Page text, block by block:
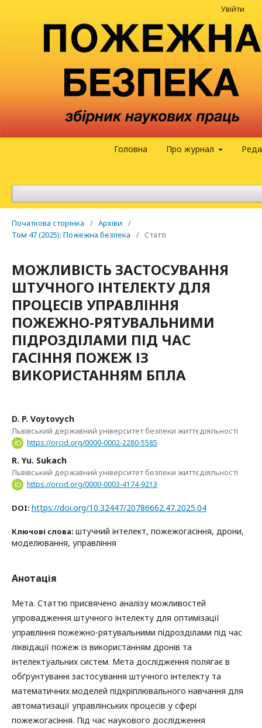
Головна Про журнал
Увійти
Початкова сторінка / Архіви
/
Том 47 (2025): Пожежна безпека
/ Статті
МОЖЛИВІСТЬ ЗАСТОСУВАННЯ
ШТУЧНОГО ІНТЕЛЕКТУ ДЛЯ
ПРОЦЕСІВ УПРАВЛІННЯ
ПОЖЕЖНО-РЯТУВАЛЬНИМИ
ПІДРОЗДІЛАМИ ПІД ЧАС
ГАСІННЯ ПОЖЕЖ ІЗ
ВИКОРИСТАННЯМ БПЛА
D. P. Voytovych
Львівський державний університет безпеки життєдіяльності
https://orcid.org/0000-0002-2280-5585
R. Yu. Sukach
Львівський державний університет безпеки життєдіяльності
https://orcid.org/0000-0003-4174-9213
DOI: https://doi.org/10.32447/20786662.47.2025.04
Ключові слова: штучний інтелект, пожежогасіння, дрони,
моделювання, управління
Анотація
Мета. Статтю присвячено аналізу можливостей
упровадження штучного інтелекту для оптимізації
управління пожежно-рятувальними підрозділами під час
ліквідації пожеж із використанням дронів та
інтелектуальних систем. Мета дослідження полягає в
обґрунтуванні застосування штучного інтелекту та
математичних моделей підкріплювального навчання для
автоматизації управлінських процесів у сфері
пожежогасіння. Під час наукового дослідження